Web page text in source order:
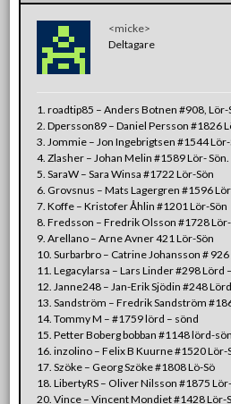
<micke>
Deltagare
1. roadtip85 – Anders Botnen #908, Lör-
2. Dpersson89 – Daniel Persson #1826
3. Jommie – Jon Ingebrigtsen #1544 Lör-
4. Zlasher – Johan Melin #1589 Lör- Sön.
5. SaraW – Sara Winsa #1722 Lör-Sön
6. Grovsnus – Mats Lagergren #1596
7. Koffe – Kristofer Åhlin #1201 Lör-Sön
8. Fredsson – Fredrik Olsson #1728
9. Arellano – Arne Avner 421 Lör-Sön
10. Surbarbro – Catrine Johansson # 926
11. Legacylarsa – Lars Linder #298 Lörd
12. Janne248 – Jan-Erik Sjödin #248
13. Sandström – Fredrik Sandström
14. Tommy M – #1759 lörd – sönd
15. Petter Boberg bobban #1148 lörd-
16. inzolino – Felix B Kuurne #1520 Lör-
17. Szöke – Georg Szöke #1808 Lö-Sö
18. LibertyRS – Oliver Nilsson #1875
20. Vince – Vincent Mondiet #1428 Lör-